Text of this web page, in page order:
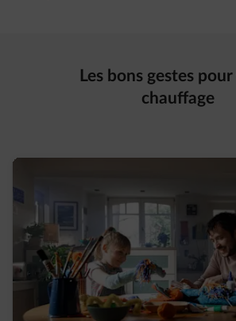
Les bons gestes
chauffage